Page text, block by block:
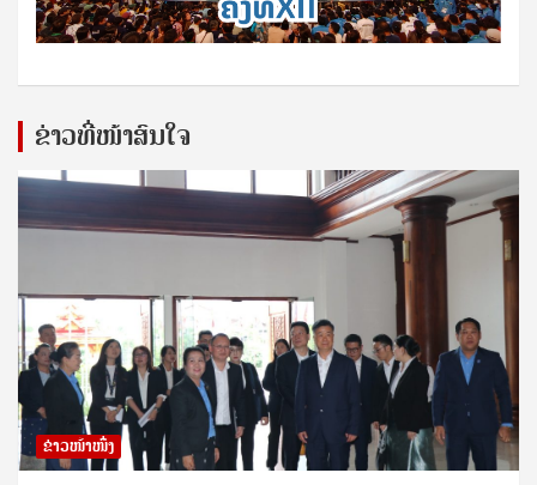
ຂ່າວທີ່ໜ້າສົນໃຈ
ຂ່າວໜ້າໜຶ່ງ